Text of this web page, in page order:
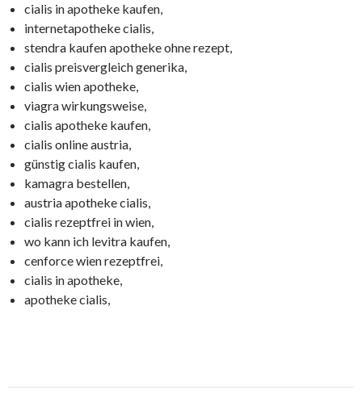
cialis in apotheke kaufen,
internetapotheke cialis,
stendra kaufen apotheke ohne rezept,
cialis preisvergleich generika,
cialis wien apotheke,
viagra wirkungsweise,
cialis apotheke kaufen,
cialis online austria,
günstig cialis kaufen,
kamagra bestellen,
austria apotheke cialis,
cialis rezeptfrei in wien,
wo kann ich levitra kaufen,
cenforce wien rezeptfrei,
cialis in apotheke,
apotheke cialis,